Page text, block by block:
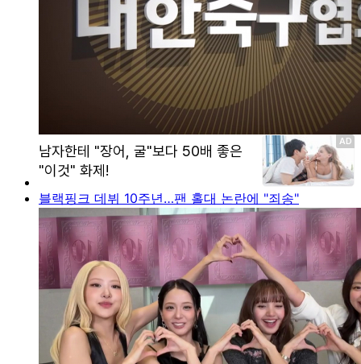
블랙핑크 데뷔 10주년…팬 홀대 논란에 "죄송"